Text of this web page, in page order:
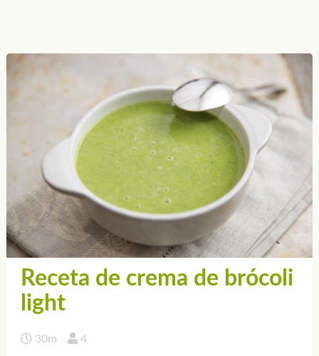
Receta de crema de brócoli
light
30m 4